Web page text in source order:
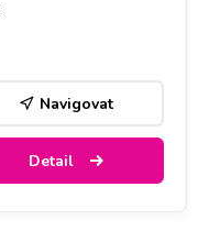
Navigovat
Detail